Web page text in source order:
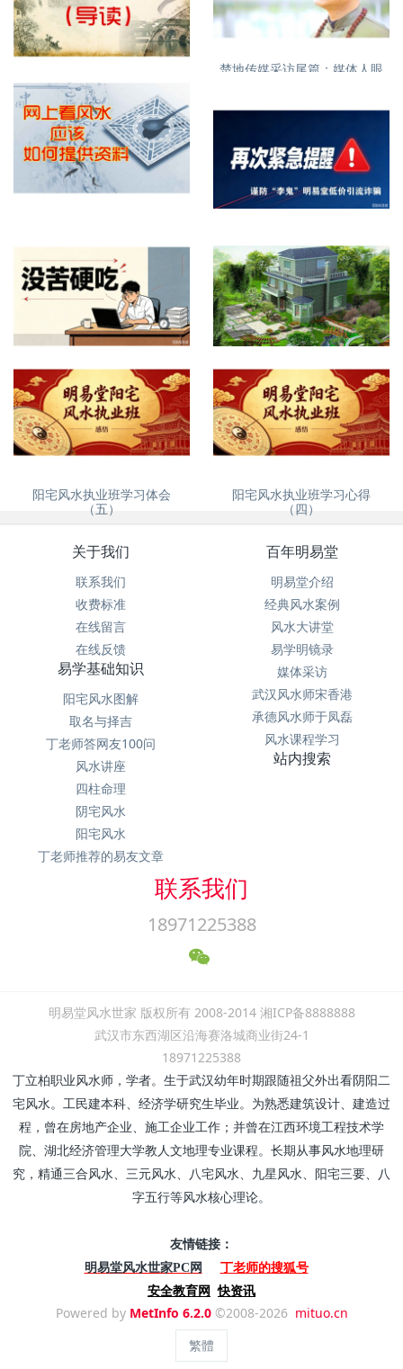
楚地传媒采访尾篇：媒体人眼
特别推荐精品文章
再次紧急提醒，谨防诈骗
没苦硬吃？ 自建房、别墅风水怎么看
阳宅风水执业班学习体会
（五）
阳宅风水执业班学习心得
（四）
关于我们
联系我们
收费标准
在线留言
在线反馈
百年明易堂
明易堂介绍
经典风水案例
风水大讲堂
易学明镜录
媒体采访
武汉风水师宋香港
承德风水师于凤磊
风水课程学习
易学基础知识
阳宅风水图解
取名与择吉
丁老师答网友100问
风水讲座
四柱命理
阴宅风水
阳宅风水
丁老师推荐的易友文章
站内搜索
联系我们
18971225388
明易堂风水世家 版权所有 2008-2014 湘ICP备8888888
武汉市东西湖区沿海赛洛城商业街24-1
18971225388
丁立柏职业风水师，学者。生于武汉幼年时期跟随祖父外出看阴阳二
宅风水。工民建本科、经济学研究生毕业。为熟悉建筑设计、建造过
程，曾在房地产企业、施工企业工作；并曾在江西环境工程技术学
院、湖北经济管理大学教人文地理专业课程。长期从事风水地理研
究，精通三合风水、三元风水、八宅风水、九星风水、阳宅三要、八
字五行等风水核心理论。
友情链接：
明易堂风水世家PC网
丁老师的搜狐号
安全教育网 快资讯
Powered by MetInfo 6.2.0©2008-2026 mituo.cn
繁體